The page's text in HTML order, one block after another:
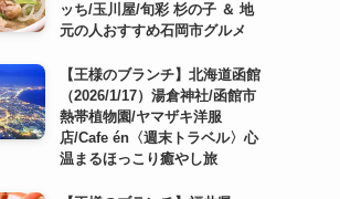
ッち/玉川屋/旬彩 杉の子 ＆ 地
元の人おすすめ石岡市グルメ
【王様のブランチ】北海道函館
（2026/1/17）湯倉神社/函館市
熱帯植物園/ヤマザキ洋服
店/Cafe én〈週末トラベル〉心
温まるほっこり癒やし旅